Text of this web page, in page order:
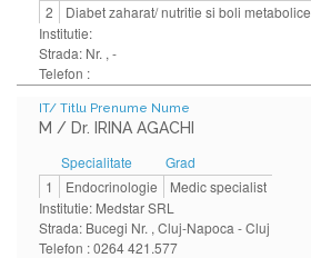
2
Diabet zaharat/ nutritie si boli metabolice
Institutie:
Strada: Nr. , -
Telefon :
IT/ Titlu Prenume Nume
M / Dr. IRINA AGACHI
Specialitate
Grad
1
Endocrinologie
Medic specialist
Institutie: Medstar SRL
Strada: Bucegi Nr. , Cluj-Napoca - Cluj
Telefon : 0264 421.577